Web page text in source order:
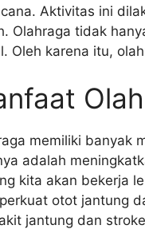
Aktivitas ini
Olahraga tidak
Oleh karena itu,
memiliki banyak
adalah
kita akan bekerja
otot jantung
jantung dan